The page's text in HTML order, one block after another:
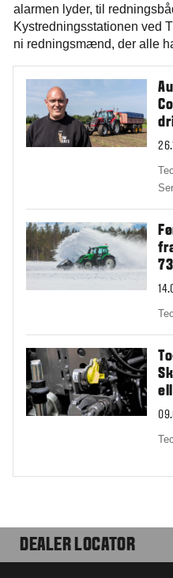
alarmen lyder, til
Kystredningsstationen ved
ni redningsmænd, der alle
DEALER LOCATOR